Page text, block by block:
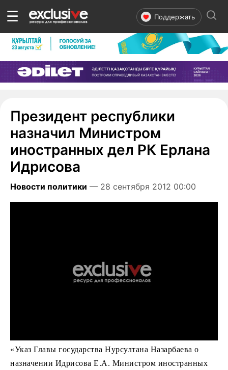
☰ Поддержать
Президент республики
назначил Министром
иностранных дел РК Ерлана
Идрисова
Новости политики — 28 сентября 2012 00:00
«Указ Главы государства Нурсултана Назарбаева о
назначении Идрисова Е.А. Министром иностранных